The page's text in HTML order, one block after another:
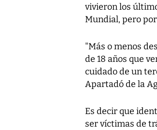
vivieron los
Mundial, pero
"Más o menos
de 18 años que
cuidado de un
Apartadó de la
Es decir que
ser víctimas de